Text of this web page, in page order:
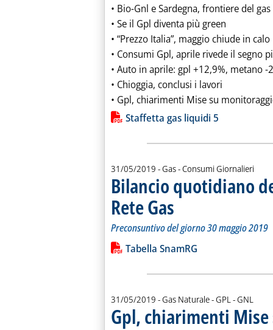
• Bio-Gnl e Sardegna, frontiere del
• Se il Gpl diventa più green
• “Prezzo Italia”, maggio chiude in calo
• Consumi Gpl, aprile rivede il segno
• Auto in aprile: gpl +12,9%, metano -
• Chioggia, conclusi i lavori
• Gpl, chiarimenti Mise su
Lista allegati PDF alla notizia
Staffetta gas liquidi 5
31/05/2019 - Gas - Consumi Giornalieri
Bilancio quotidiano
Rete Gas . Sottotitolo: Preconsuntivo del
. Pubblicata venerdì 31 maggio
Preconsuntivo del giorno 30 maggio 2019
Leggi tutta la notizia: 'Bilancio
Lista allegati PDF alla notizia
Tabella SnamRG
31/05/2019 - Gas Naturale - GPL - GNL
Gpl, chiarimenti